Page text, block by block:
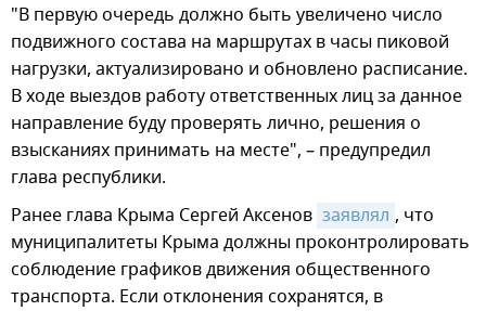
"В первую очередь должно быть увеличено число
подвижного состава на маршрутах в часы пиковой
нагрузки, актуализировано и обновлено расписание.
В ходе выездов работу ответственных лиц за данное
направление буду проверять лично, решения о
взысканиях принимать на месте", – предупредил
глава республики.
Ранее глава Крыма Сергей Аксенов заявлял , что
муниципалитеты Крыма должны проконтролировать
соблюдение графиков движения общественного
транспорта. Если отклонения сохранятся, в